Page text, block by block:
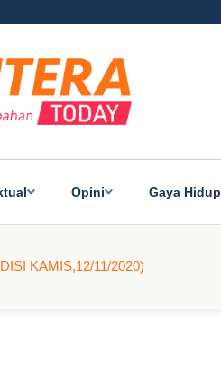
Opini Gaya Hidup
KAMIS,12/11/2020)